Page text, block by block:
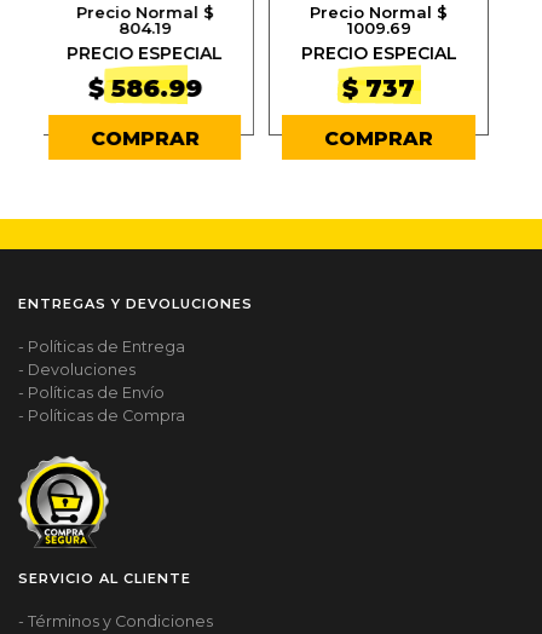
Precio Normal $
1009.69
PRECIO ESPECIAL
$ 737
COMPRAR
Precio Normal $
867.31
PRECIO ESPECIAL
$ 662.07
COMPRAR
ENTREGAS Y DEVOLUCIONES
- Políticas de Entrega
- Devoluciones
- Políticas de Envío
- Políticas de Compra
SERVICIO AL CLIENTE
- Términos y Condiciones